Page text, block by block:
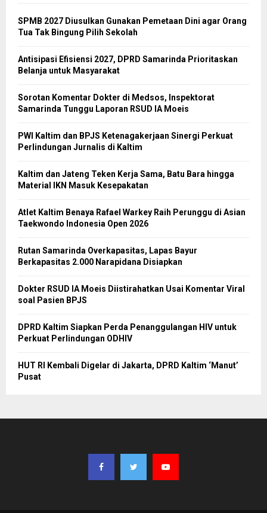
SPMB 2027 Diusulkan Gunakan Pemetaan Dini agar Orang
Tua Tak Bingung Pilih Sekolah
Antisipasi Efisiensi 2027, DPRD Samarinda Prioritaskan
Belanja untuk Masyarakat
Sorotan Komentar Dokter di Medsos, Inspektorat
Samarinda Tunggu Laporan RSUD IA Moeis
PWI Kaltim dan BPJS Ketenagakerjaan Sinergi Perkuat
Perlindungan Jurnalis di Kaltim
Kaltim dan Jateng Teken Kerja Sama, Batu Bara hingga
Material IKN Masuk Kesepakatan
Atlet Kaltim Benaya Rafael Warkey Raih Perunggu di Asian
Taekwondo Indonesia Open 2026
Rutan Samarinda Overkapasitas, Lapas Bayur
Berkapasitas 2.000 Narapidana Disiapkan
Dokter RSUD IA Moeis Diistirahatkan Usai Komentar Viral
soal Pasien BPJS
DPRD Kaltim Siapkan Perda Penanggulangan HIV untuk
Perkuat Perlindungan ODHIV
HUT RI Kembali Digelar di Jakarta, DPRD Kaltim ‘Manut’
Pusat